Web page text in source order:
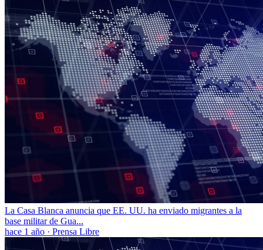
La Casa Blanca anuncia que EE. UU. ha enviado migrantes a la
base militar de Gua...
hace 1 año · Prensa Libre